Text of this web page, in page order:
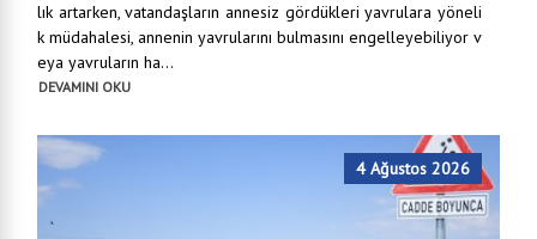
lık artarken, vatandaşların annesiz gördükleri yavrulara yöneli
k müdahalesi, annenin yavrularını bulmasını engelleyebiliyor v
eya yavruların ha...
DEVAMINI OKU
4 Ağustos 2026